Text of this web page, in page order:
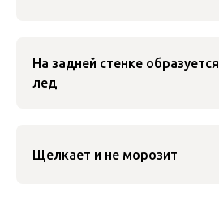
На задней стенке образуется
лед
Щелкает и не морозит